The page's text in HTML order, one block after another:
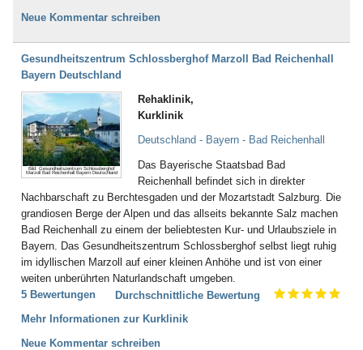
Neue Kommentar schreiben
Gesundheitszentrum Schlossberghof Marzoll Bad Reichenhall
Bayern Deutschland
Bild: Gesundheitszentrum Schlossberghof
Marzoll Bad Reichenhall Bayern Deutschland
Rehaklinik,
Kurklinik
Deutschland - Bayern - Bad Reichenhall
Das Bayerische Staatsbad Bad
Reichenhall befindet sich in direkter
Nachbarschaft zu Berchtesgaden und der Mozartstadt Salzburg. Die
grandiosen Berge der Alpen und das allseits bekannte Salz machen
Bad Reichenhall zu einem der beliebtesten Kur- und Urlaubsziele in
Bayern. Das Gesundheitszentrum Schlossberghof selbst liegt ruhig
im idyllischen Marzoll auf einer kleinen Anhöhe und ist von einer
weiten unberührten Naturlandschaft umgeben.
5 Bewertungen
Durchschnittliche Bewertung
Mehr Informationen zur Kurklinik
Neue Kommentar schreiben